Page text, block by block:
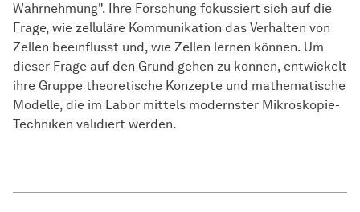
Wahrnehmung". Ihre Forschung fokussiert sich auf die
Frage, wie zelluläre Kommunikation das Verhalten von
Zellen beeinflusst und, wie Zellen lernen können. Um
dieser Frage auf den Grund gehen zu können, entwickelt
ihre Gruppe theoretische Konzepte und mathematische
Modelle, die im Labor mittels modernster Mikroskopie-
Techniken validiert werden.